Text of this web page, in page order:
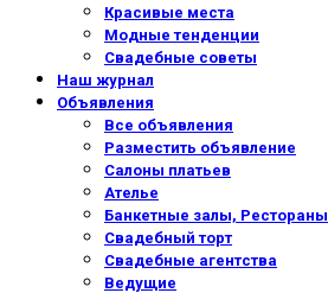
Красивые места
Модные тенденции
Свадебные советы
Наш журнал
Объявления
Все объявления
Разместить объявление
Салоны платьев
Ателье
Банкетные залы, Рестораны
Свадебный торт
Свадебные агентства
Ведущие